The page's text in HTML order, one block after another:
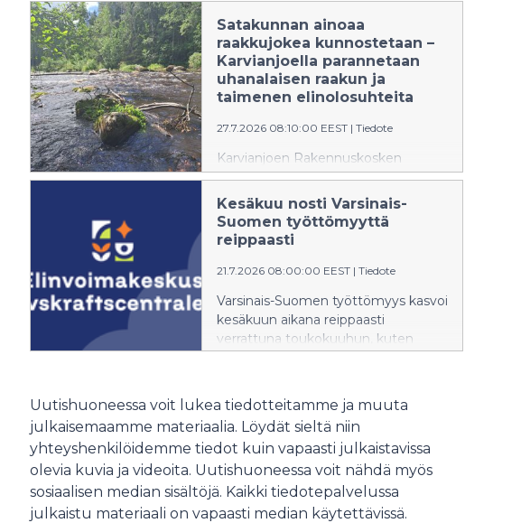
Satakunnan ainoaa
raakkujokea kunnostetaan –
Karvianjoella parannetaan
uhanalaisen raakun ja
taimenen elinolosuhteita
27.7.2026 08:10:00 EEST | Tiedote
Karvianjoen Rakennuskosken
kunnostustyöt käynnistyvät kesällä
2026 osana LIFE Revives -hanketta.
Tavoitteena on lisätä erittäin
uhanalaisen jokihelmisimpukan eli
raakun sekä sen isäntäkalan
taimenen elinympäristöjä
raakkujoessa. Kunnostuksen aikana
järjestetään mediapäivä 6.8.2026,
jolloin kunnostuksia voi tulla
Kesäkuu nosti Varsinais-
Suomen työttömyyttä
reippaasti
21.7.2026 08:00:00 EEST | Tiedote
Varsinais-Suomen työttömyys kasvoi
kesäkuun aikana reippaasti
verrattuna toukokuuhun, kuten
Myös pitkäaikaistyöttömyys kasvoi
kesäkuun aikana voimakkaasti.
Julkisten palveluiden kautta
mitattava työvoiman kysyntä pysyi
edelleen melko vaisuna, mutta
avoimien työpaikkojen määrä nousi
kuitenkin hieman verrattuna
Uutishuoneessa voit lukea tiedotteitamme ja muuta
julkaisemaamme materiaalia. Löydät sieltä niin
yhteyshenkilöidemme tiedot kuin vapaasti julkaistavissa
olevia kuvia ja videoita. Uutishuoneessa voit nähdä myös
sosiaalisen median sisältöjä. Kaikki tiedotepalvelussa
julkaistu materiaali on vapaasti median käytettävissä.